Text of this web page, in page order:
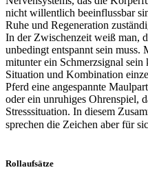
nicht willentlich beeinflussbar
Ruhe und Regeneration
In der Zwischenzeit weiß man,
unbedingt entspannt sein muss.
mitunter ein Schmerzsignal
Situation und Kombination
Pferd eine angespannte
oder ein unruhiges Ohrenspiel,
Stresssituation. In diesem
sprechen die Zeichen aber für
Rollaufsätze